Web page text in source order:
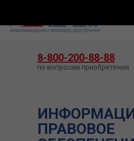
ПРАВОВОЕ
8-800-200-88-88
по вопросам приобретения